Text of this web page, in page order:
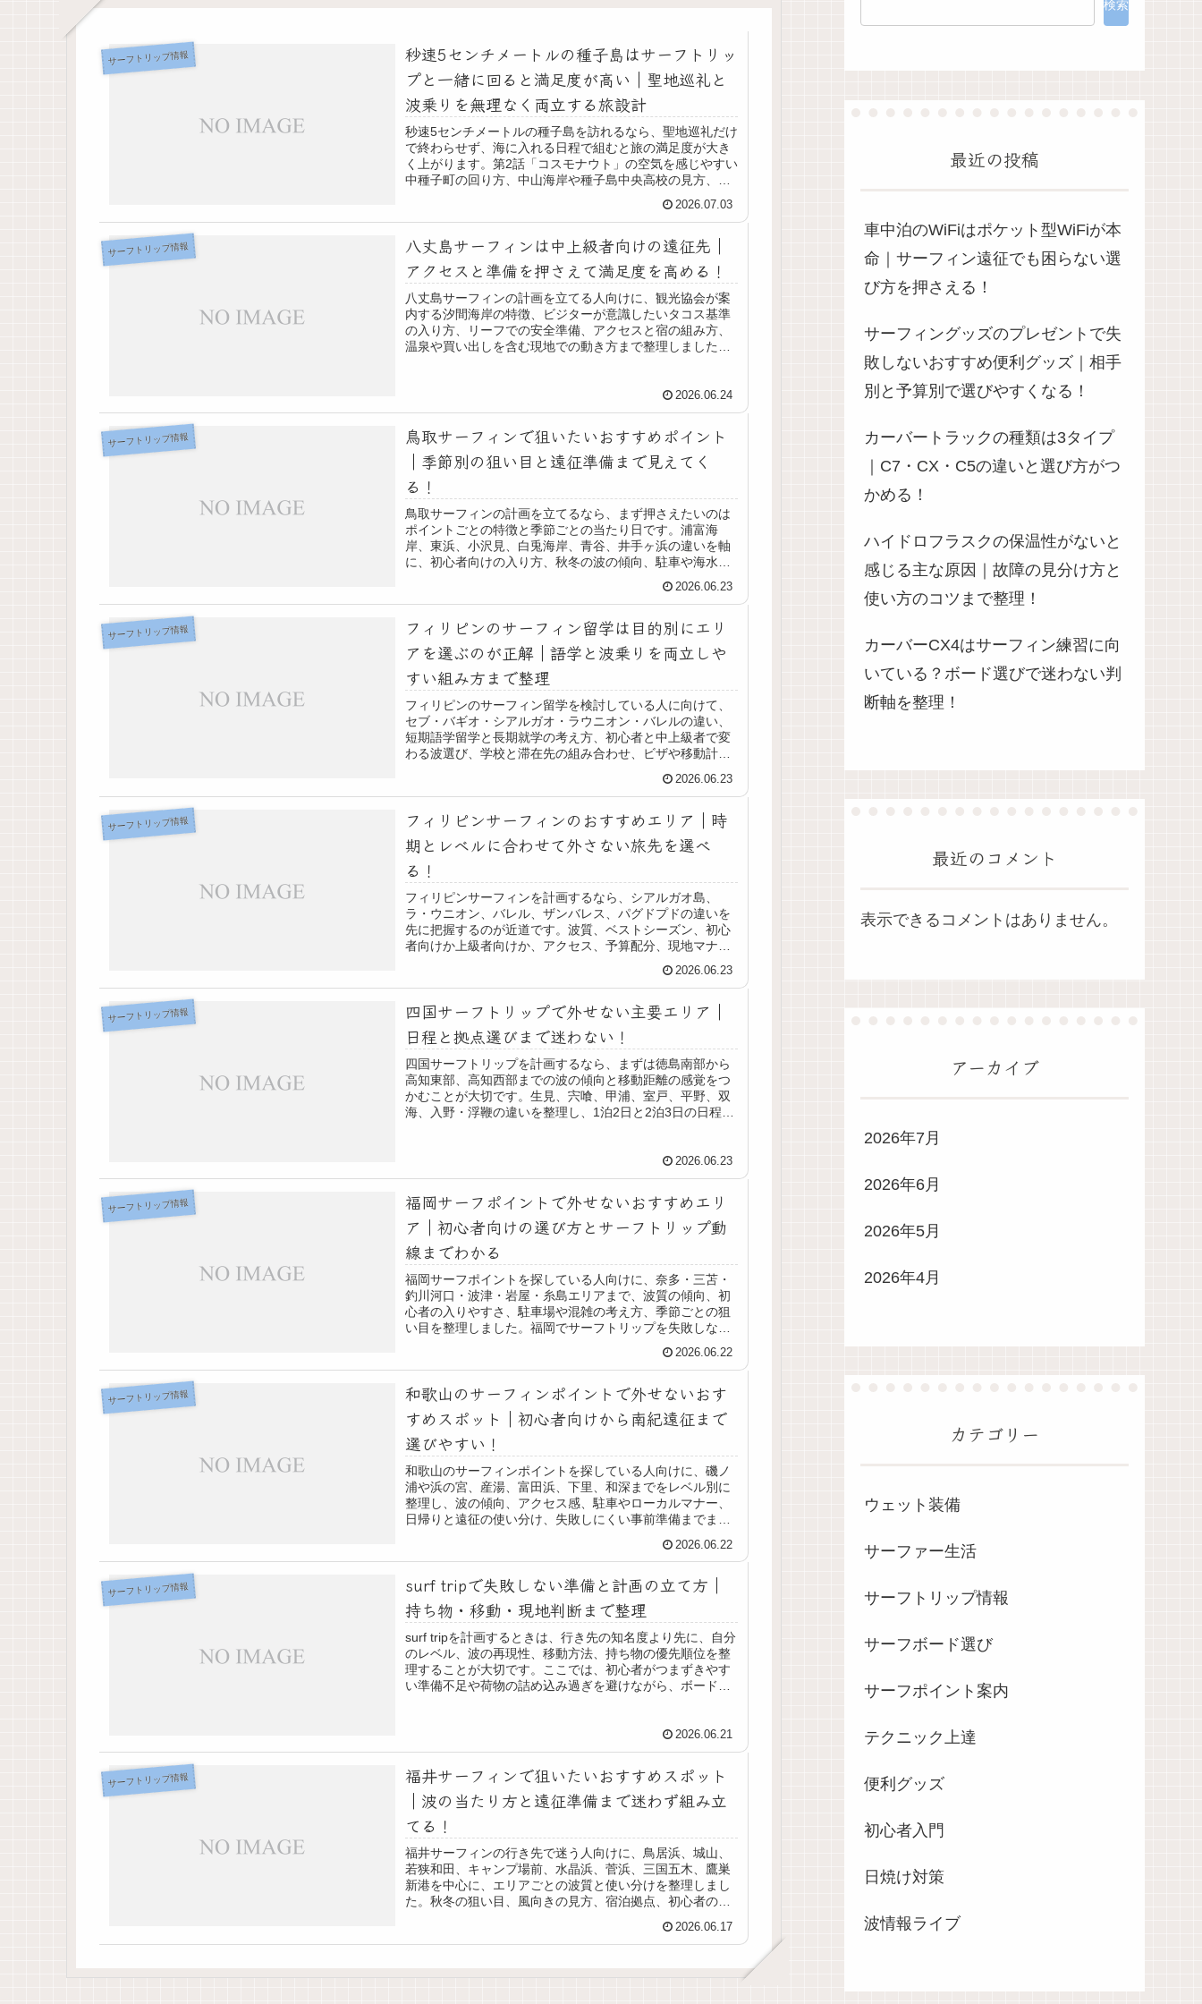
サーフトリップ情報
秒速5センチメートルの種子島はサーフトリッ
プと一緒に回ると満足度が高い｜聖地巡礼と
波乗りを無理なく両立する旅設計
秒速5センチメートルの種子島を訪れるなら、聖地巡礼だけ
で終わらせず、海に入れる日程で組むと旅の満足度が大き
く上がります。第2話「コスモナウト」の空気を感じやすい
中種子町の回り方、中山海岸や種子島中央高校の見方、サ
ー、2泊3日のモデルプランまでを、初訪問でも迷いにくい
2026.07.03
サーフトリップ情報
八丈島サーフィンは中上級者向けの遠征先｜
アクセスと準備を押さえて満足度を高める！
八丈島サーフィンの計画を立てる人向けに、観光協会が案
内する汐間海岸の特徴、ビジターが意識したいタコス基準
の入り方、リーフでの安全準備、アクセスと宿の組み方、
温泉や買い出しを含む現地での動き方まで整理しました。
2026.06.24
サーフトリップ情報
鳥取サーフィンで狙いたいおすすめポイント
｜季節別の狙い目と遠征準備まで見えてく
る！
鳥取サーフィンの計画を立てるなら、まず押さえたいのは
ポイントごとの特徴と季節ごとの当たり日です。浦富海
岸、東浜、小沢見、白兎海岸、青谷、井手ヶ浜の違いを軸
に、初心者向けの入り方、秋冬の波の傾向、駐車や海水浴
2026.06.23
サーフトリップ情報
フィリピンのサーフィン留学は目的別にエリ
アを選ぶのが正解｜語学と波乗りを両立しや
すい組み方まで整理
フィリピンのサーフィン留学を検討している人に向けて、
セブ・バギオ・シアルガオ・ラウニオン・バレルの違い、
短期語学留学と長期就学の考え方、初心者と中上級者で変
わる波選び、学校と滞在先の組み合わせ、ビザや移動計画
2026.06.23
サーフトリップ情報
フィリピンサーフィンのおすすめエリア｜時
期とレベルに合わせて外さない旅先を選べ
る！
フィリピンサーフィンを計画するなら、シアルガオ島、
ラ・ウニオン、バレル、ザンバレス、パグドプドの違いを
先に把握するのが近道です。波質、ベストシーズン、初心
者向けか上級者向けか、アクセス、予算配分、現地マナー
2026.06.23
サーフトリップ情報
四国サーフトリップで外せない主要エリア｜
日程と拠点選びまで迷わない！
四国サーフトリップを計画するなら、まずは徳島南部から
高知東部、高知西部までの波の傾向と移動距離の感覚をつ
かむことが大切です。生見、宍喰、甲浦、室戸、平野、双
海、入野・浮鞭の違いを整理し、1泊2日と2泊3日の日程
2026.06.23
サーフトリップ情報
福岡サーフポイントで外せないおすすめエリ
ア｜初心者向けの選び方とサーフトリップ動
線までわかる
福岡サーフポイントを探している人向けに、奈多・三苫・
釣川河口・波津・岩屋・糸島エリアまで、波質の傾向、初
心者の入りやすさ、駐車場や混雑の考え方、季節ごとの狙
い目を整理しました。福岡でサーフトリップを失敗しない
2026.06.22
サーフトリップ情報
和歌山のサーフィンポイントで外せないおす
すめスポット｜初心者向けから南紀遠征まで
選びやすい！
和歌山のサーフィンポイントを探している人向けに、磯ノ
浦や浜の宮、産湯、富田浜、下里、和深までをレベル別に
整理し、波の傾向、アクセス感、駐車やローカルマナー、
日帰りと遠征の使い分け、失敗しにくい事前準備までまと
2026.06.22
サーフトリップ情報
surf tripで失敗しない準備と計画の立て方｜
持ち物・移動・現地判断まで整理
surf tripを計画するときは、行き先の知名度より先に、自分
のレベル、波の再現性、移動方法、持ち物の優先順位を整
理することが大切です。ここでは、初心者がつまずきやす
い準備不足や荷物の詰め込み過ぎを避けながら、ボード構
2026.06.21
サーフトリップ情報
福井サーフィンで狙いたいおすすめスポット
｜波の当たり方と遠征準備まで迷わず組み立
てる！
福井サーフィンの行き先で迷う人向けに、鳥居浜、城山、
若狭和田、キャンプ場前、水晶浜、菅浜、三国五木、鷹巣
新港を中心に、エリアごとの波質と使い分けを整理しまし
た。秋冬の狙い目、風向きの見方、宿泊拠点、初心者の回
プを無理なく組み立てるための実践的な視点をまとめてい
ます。
2026.06.17
検索
最近の投稿
車中泊のWiFiはポケット型WiFiが本
命｜サーフィン遠征でも困らない選
び方を押さえる！
サーフィングッズのプレゼントで失
敗しないおすすめ便利グッズ｜相手
別と予算別で選びやすくなる！
カーバートラックの種類は3タイプ
｜C7・CX・C5の違いと選び方がつ
かめる！
ハイドロフラスクの保温性がないと
感じる主な原因｜故障の見分け方と
使い方のコツまで整理！
カーバーCX4はサーフィン練習に向
いている？ボード選びで迷わない判
断軸を整理！
最近のコメント
表示できるコメントはありません。
アーカイブ
2026年7月
2026年6月
2026年5月
2026年4月
カテゴリー
ウェット装備
サーファー生活
サーフトリップ情報
サーフボード選び
サーフポイント案内
テクニック上達
便利グッズ
初心者入門
日焼け対策
波情報ライブ